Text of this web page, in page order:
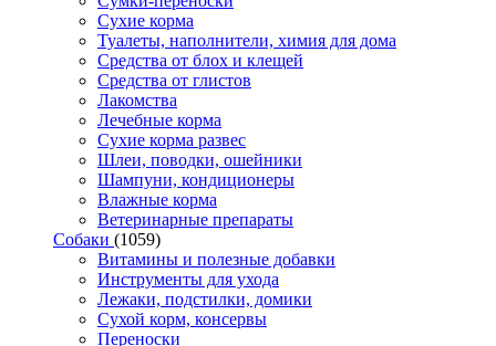
Сухие корма
Туалеты, наполнители, химия для дома
Средства от блох и клещей
Средства от глистов
Лакомства
Лечебные корма
Сухие корма развес
Шлеи, поводки, ошейники
Шампуни, кондиционеры
Влажные корма
Ветеринарные препараты
Собаки (1059)
Витамины и полезные добавки
Инструменты для ухода
Лежаки, подстилки, домики
Сухой корм, консервы
Переноски